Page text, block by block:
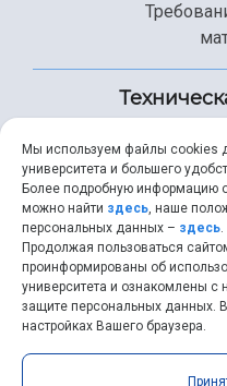
+7
Самарский университет ©
Мы используем файлы cookies
университета и большего
Более подробную информацию
можно найти здесь, наше
персональных данных – здесь.
Продолжая пользоваться
проинформированы об
университета и ознакомлены
защите персональных данных.
настройках Вашего браузера.